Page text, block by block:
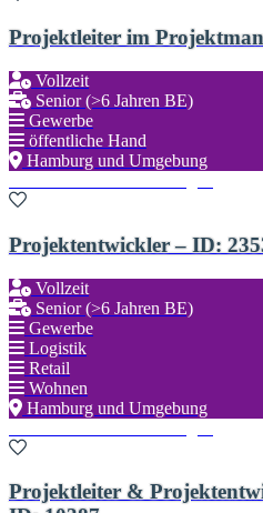
Projektleiter im
Vollzeit
Senior (>6 Jahren BE)
Gewerbe
öffentliche Hand
Hamburg und Umgebung
Projektentwickler – ID:
Vollzeit
Senior (>6 Jahren BE)
Gewerbe
Logistik
Retail
Wohnen
Hamburg und Umgebung
Projektleiter &